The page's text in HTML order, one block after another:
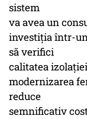
sistem
va avea un
investiția într-
să verifici
calitatea
modernizarea
reduce
semnificativ